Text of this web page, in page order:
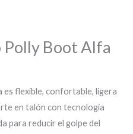
Boot Alfa
flexible, confortable, ligera
en talón con tecnología
para reducir el golpe del